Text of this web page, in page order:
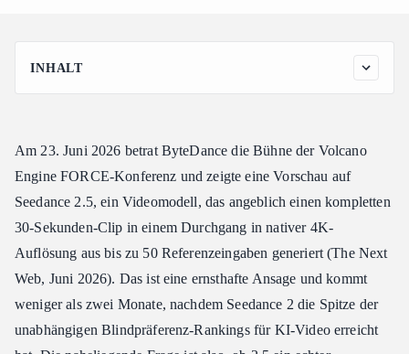
INHALT
Seedance 2.5 vs Seedance 2.0: Was sich tatsächlich geändert hat
Seedance 2.5 vs Seedance 2 zur Länge: Der 30-Sekunden-
Sprung
Seedance 2.5 vs Seedance 2.0 zu Referenzen: Von einem
Dutzend auf 50 Eingaben
Seedance 2.5 vs Seedance 2.0 zur Bearbeitung: Regionale
Seedance 2.5 vs Seedance 2.0 zu Auflösung und Prompt-Treue
Was Seedance 2.5 vs Seedance 2 uns immer noch nicht sagen
Am 23. Juni 2026 betrat ByteDance die Bühne der Volcano
Engine FORCE-Konferenz und zeigte eine Vorschau auf
Seedance 2.5, ein Videomodell, das angeblich einen kompletten
30-Sekunden-Clip in einem Durchgang in nativer 4K-
Auflösung aus bis zu 50 Referenzeingaben generiert (The Next
Web, Juni 2026). Das ist eine ernsthafte Ansage und kommt
weniger als zwei Monate, nachdem Seedance 2 die Spitze der
unabhängigen Blindpräferenz-Rankings für KI-Video erreicht